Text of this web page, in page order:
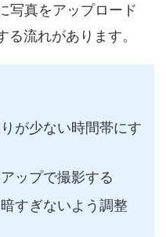
写真をアップロード
る流れがあります。
が少ない時間帯にす
ップで撮影する
すぎないよう調整